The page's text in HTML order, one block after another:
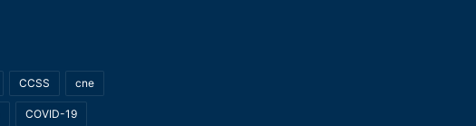
CCSS cne
COVID-19